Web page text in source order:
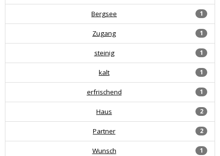
1
Bergsee
1
Zugang
1
steinig
1
kalt
1
erfrischend
2
Haus
2
Partner
1
Wunsch